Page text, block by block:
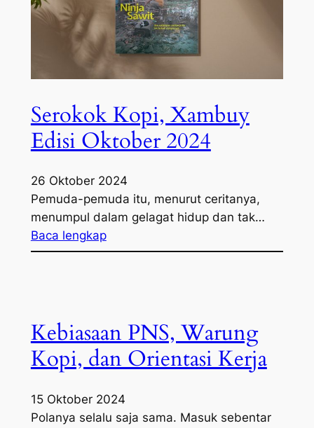
Serokok Kopi, Xambuy
Edisi Oktober 2024
26 Oktober 2024
Pemuda-pemuda itu, menurut ceritanya,
menumpul dalam gelagat hidup dan tak…
Baca lengkap
Kebiasaan PNS, Warung
Kopi, dan Orientasi Kerja
15 Oktober 2024
Polanya selalu saja sama. Masuk sebentar